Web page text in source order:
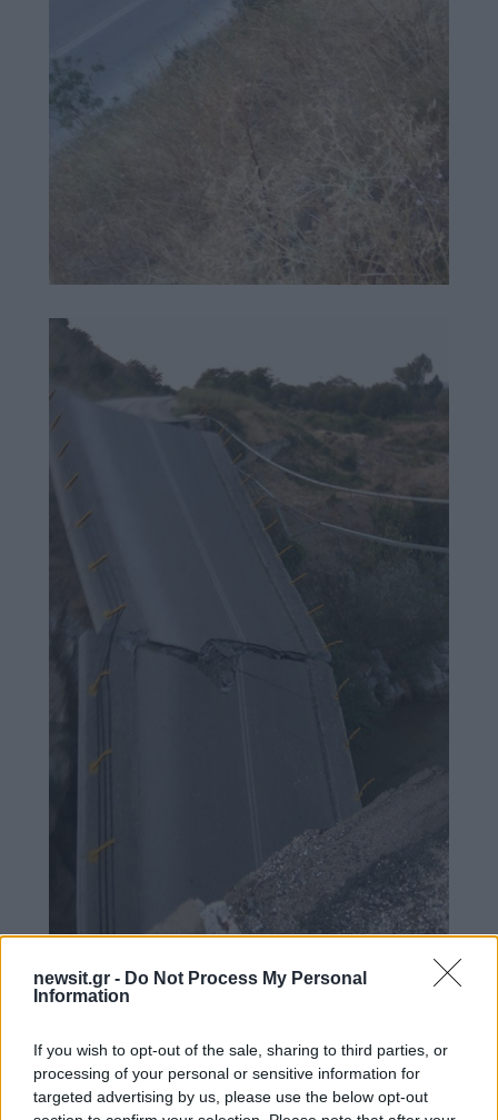
newsit.gr - Do Not Process My Personal
Information
If you wish to opt-out of the sale, sharing to third parties, or
processing of your personal or sensitive information for
targeted advertising by us, please use the below opt-out
Το Τμήμα Τροχαίας της Ξάνθης και το Τμήμα
Τροχαίας της Κομοτηνής έχουν αποκλείσει την